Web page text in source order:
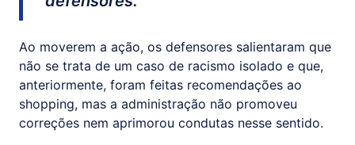
Ao moverem a ação, os defensores salientaram que
não se trata de um caso de racismo isolado e que,
anteriormente, foram feitas recomendações ao
shopping, mas a administração não promoveu
correções nem aprimorou condutas nesse sentido.